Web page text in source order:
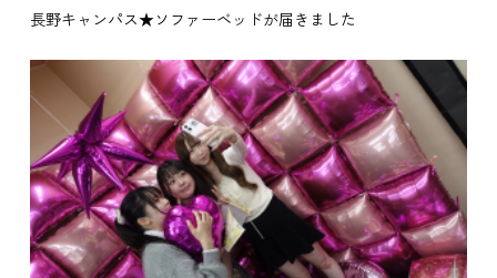
長野キャンパス★ソファーベッドが届きました